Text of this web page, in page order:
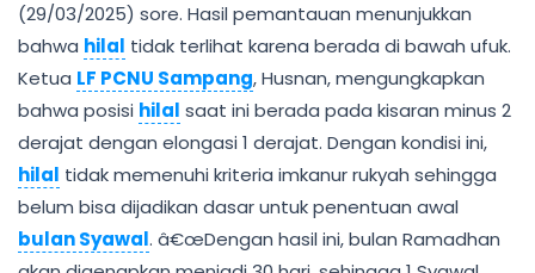
(29/03/2025) sore. Hasil pemantauan menunjukkan
bahwa hilal tidak terlihat karena berada di bawah ufuk.
Ketua LF PCNU Sampang, Husnan, mengungkapkan
bahwa posisi hilal saat ini berada pada kisaran minus 2
derajat dengan elongasi 1 derajat. Dengan kondisi ini,
hilal tidak memenuhi kriteria imkanur rukyah sehingga
belum bisa dijadikan dasar untuk penentuan awal
bulan Syawal. â€œDengan hasil ini, bulan Ramadhan